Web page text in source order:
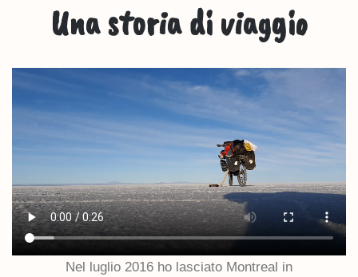
Una storia di viaggio
Nel luglio 2016 ho lasciato Montreal in